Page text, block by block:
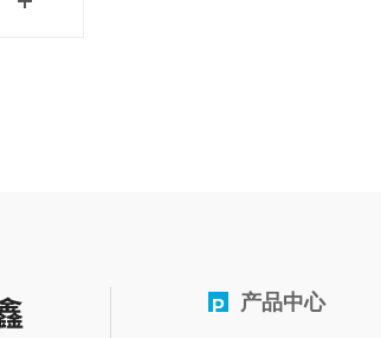
P 产品中心